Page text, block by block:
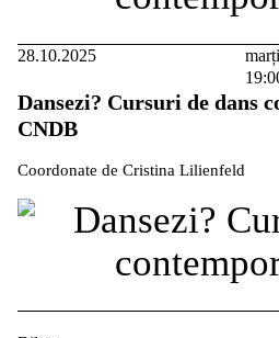
28.10.2025
marți
Dansezi? Cursuri de dans
CNDB
Coordonate de Cristina Lilienfeld